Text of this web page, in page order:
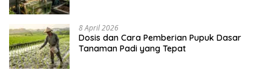
8 April 2026
Dosis dan Cara Pemberian Pupuk Dasar
Tanaman Padi yang Tepat